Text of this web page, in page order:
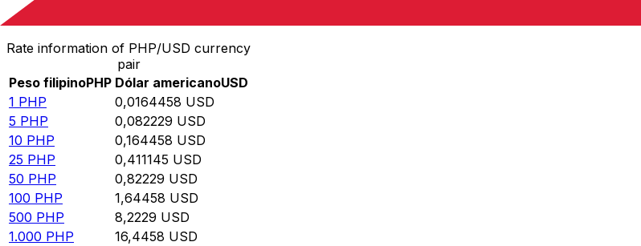
Converter Peso filipino para Dólar americano
Rate information of PHP/USD currency
pair
Peso filipinoPHP Dólar americanoUSD
1 PHP 0,0164458 USD
5 PHP 0,082229 USD
10 PHP 0,164458 USD
25 PHP 0,411145 USD
50 PHP 0,82229 USD
100 PHP 1,64458 USD
500 PHP 8,2229 USD
1.000 PHP 16,4458 USD